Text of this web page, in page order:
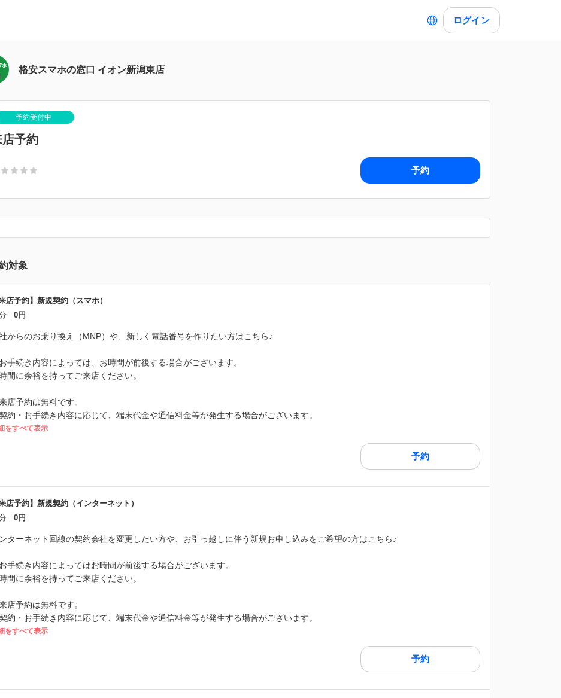
ログイン
格安スマホの窓口 イオン新潟東店
予約受付中
店予約
予約
対象
来店予約】新規契約（スマホ）
0円
からのお乗り換え（MNP）や、新しく電話番号を作りたい方はこちら♪
手続き内容によっては、お時間が前後する場合がございます。
間に余裕を持ってご来店ください。
店予約は無料です。
約・お手続き内容に応じて、端末代金や通信料金等が発生する場合がございます。
をすべて表示
予約
来店予約】新規契約（インターネット）
0円
ターネット回線の契約会社を変更したい方や、お引っ越しに伴う新規お申し込みをご希望の方はこちら♪
手続き内容によってはお時間が前後する場合がございます。
間に余裕を持ってご来店ください。
店予約は無料です。
約・お手続き内容に応じて、端末代金や通信料金等が発生する場合がございます。
をすべて表示
予約